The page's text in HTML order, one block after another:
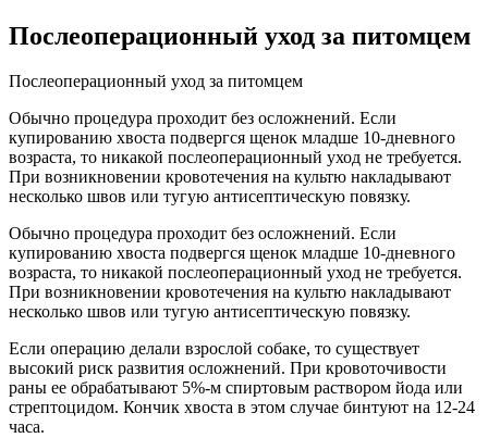
Послеоперационный уход за питомцем
Послеоперационный уход за питомцем
Обычно процедура проходит без осложнений. Если
купированию хвоста подвергся щенок младше 10-дневного
возраста, то никакой послеоперационный уход не требуется.
При возникновении кровотечения на культю накладывают
несколько швов или тугую антисептическую повязку.
Обычно процедура проходит без осложнений. Если
купированию хвоста подвергся щенок младше 10-дневного
возраста, то никакой послеоперационный уход не требуется.
При возникновении кровотечения на культю накладывают
несколько швов или тугую антисептическую повязку.
Если операцию делали взрослой собаке, то существует
высокий риск развития осложнений. При кровоточивости
раны ее обрабатывают 5%-м спиртовым раствором йода или
стрептоцидом. Кончик хвоста в этом случае бинтуют на 12-24
часа.